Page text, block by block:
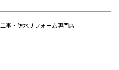
事・防水リフォーム専門店